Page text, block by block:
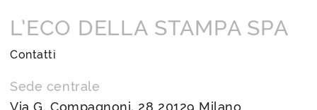
L’ECO DELLA STAMPA SPA
Contatti
Sede centrale